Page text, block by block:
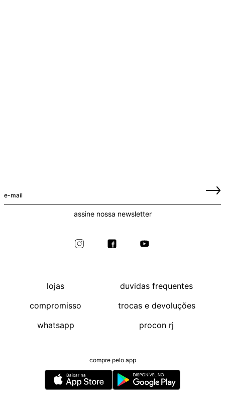
assine nossa newsletter
lojas
compromisso
whatsapp
duvidas frequentes
trocas e devoluções
procon rj
compre pelo app